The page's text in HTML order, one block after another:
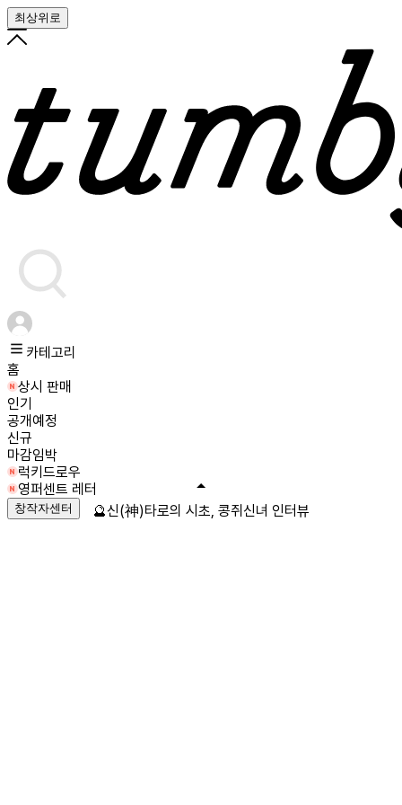
최상위로
카테고리
홈
상시 판매
인기
공개예정
신규
마감임박
럭키드로우
영퍼센트 레터
창작자센터 🔮신(神)타로의 시초, 콩쥐신녀 인터뷰